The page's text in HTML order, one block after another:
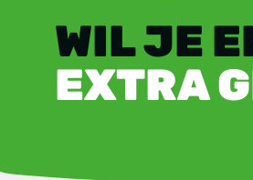
WIL JE
EXTRA